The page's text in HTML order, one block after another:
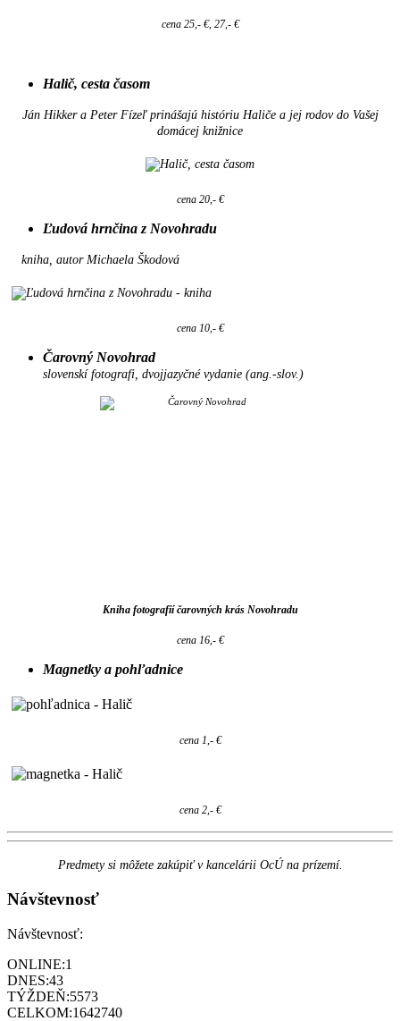
cena 25,- €, 27,- €
Halič, cesta časom
Ján Hikker a Peter Fízeľ prinášajú históriu Haliče a jej rodov do Vašej
domácej knižnice
cena 20,- €
Ľudová hrnčina z Novohradu
kniha, autor Michaela Škodová
cena 10,- €
Čarovný Novohrad
slovenskí fotografi, dvojjazyčné vydanie (ang.-slov.)
Kniha fotografií čarovných krás Novohradu
cena 16,- €
Magnetky a pohľadnice
cena 1,- €
cena 2,- €
Predmety si môžete zakúpiť v kancelárii OcÚ na prízemí.
Návštevnosť
Návštevnosť:
ONLINE:1
DNES:43
TÝŽDEŇ:5573
CELKOM:1642740